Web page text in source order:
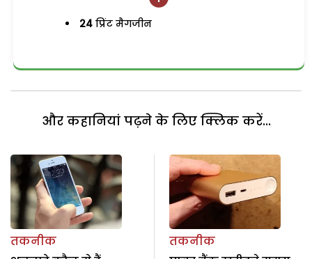
24 प्रिंट मैगजीन
और कहानियां पढ़ने के लिए क्लिक करें...
तकनीक
तकनीक